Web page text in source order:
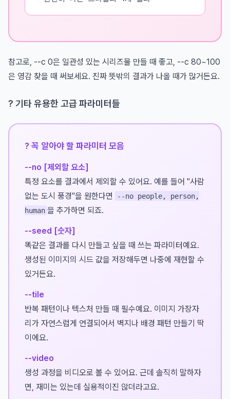
참고로, --c 0은 일관성 있는 시리즈물 만들 때 좋고, --c 80~100
은 영감 찾을 때 써보세요. 진짜 뜻밖의 결과가 나올 때가 많거든요.
? 기타 유용한 고급 파라미터들
? 꼭 알아야 할 파라미터 모음
--no [제외할 요소]
특정 요소를 결과에서 제외할 수 있어요. 예를 들어 "사람
없는 도시 풍경"을 원한다면
--no people, person,
human 을 추가하면 되죠.
--seed [숫자]
똑같은 결과를 다시 만들고 싶을 때 쓰는 파라미터예요.
생성된 이미지의 시드 값을 저장해두면 나중에 재현할 수
있거든요.
--tile
반복 패턴이나 텍스처 만들 때 필수예요. 이미지 가장자
리가 자연스럽게 연결되어서 벽지나 배경 패턴 만들기 딱
이에요.
--video
생성 과정을 비디오로 볼 수 있어요. 근데 솔직히 말하자
면, 재미는 있는데 실용적이진 않더라고요.